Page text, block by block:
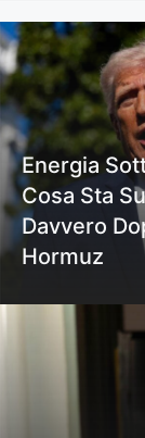
Energia
Cosa Sta
Davvero
Hormuz